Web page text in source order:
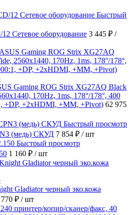
Быстрый
Сетевое оборудование 3 445 ₽ /
Gaming ROG Strix XG27AQ Black
170Hz, 1ms, 178°/178°, 400
+DP, +2хHDMI, +MM, +Pivot) 62 975
Быстрый просмотр
(медь) СКУД 7 854 ₽ / шт
Быстрый просмотр
1 160 ₽ / шт
Gladiator черный эко.кожа
770 ₽ / шт